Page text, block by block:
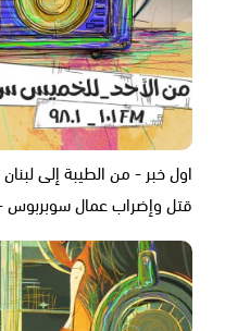
اول خبر - من الطيبة إلى
قتل وإضراب عمال سوبربوس -